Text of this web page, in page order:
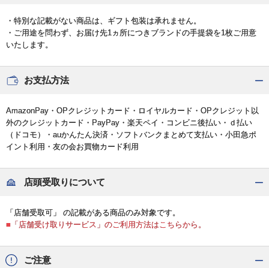
・特別な記載がない商品は、ギフト包装は承れません。
・ご用途を問わず、お届け先1ヵ所につきブランドの手提袋を1枚ご用意
いたします。
お支払方法
AmazonPay・OPクレジットカード・ロイヤルカード・OPクレジット以
外のクレジットカード・PayPay・楽天ペイ・コンビニ後払い・ｄ払い
（ドコモ）・auかんたん決済・ソフトバンクまとめて支払い・小田急ポ
イント利用・友の会お買物カード利用
店頭受取りについて
「店舗受取可」 の記載がある商品のみ対象です。
■「店舗受け取りサービス」のご利用方法はこちらから。
ご注意